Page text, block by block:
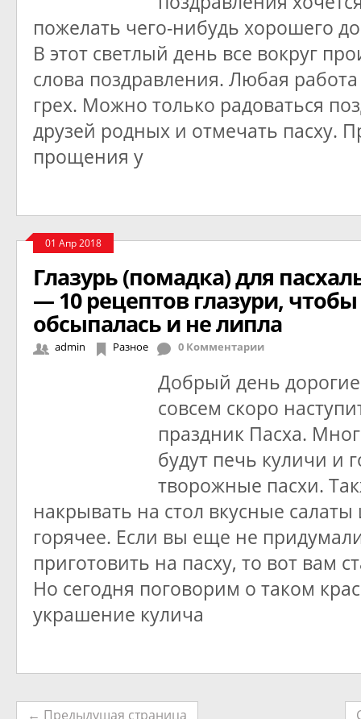
пожелать чего-нибудь хорошего
В этот светлый день все вокруг
слова поздравления. Любая работа
грех. Можно только радоваться
друзей родных и отмечать пасху.
прощения у
01 Апр 2018
Глазурь (помадка) для
— 10 рецептов глазури,
обсыпалась и не липла
admin Разное 0 Комментарии
Добрый день
совсем скоро
праздник Пасха.
будут печь куличи и
творожные пасхи.
накрывать на стол вкусные салаты
горячее. Если вы еще не
приготовить на пасху, то вот вам
Но сегодня поговорим о таком
украшение кулича
← Предыдущая страница